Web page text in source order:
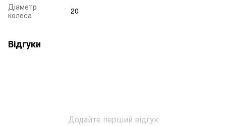
Діаметр
колеса
20
Відгуки
Додайте перший відгук